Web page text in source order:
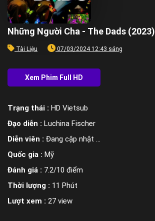
Những Người Cha - The Dads (2023)
Tài Liệu 07/03/2024 12:43 sáng
Trạng thái : HD Vietsub
Đạo diễn : Luchina Fischer
Diễn viên : Đang cập nhật ...
Quốc gia : Mỹ
Đánh giá : 7.2/10 điểm
Thời lượng : 11 Phút
Lượt xem : 27 view